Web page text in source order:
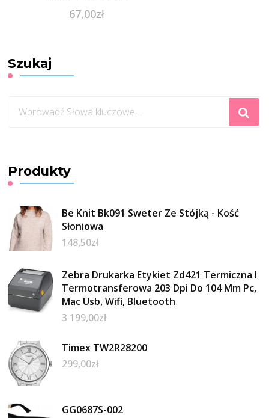
67,00zł
Szukaj
czegoś?
Produkty
Be Knit Bk091 Sweter Ze Stójką - Kość
Słoniowa
148,50zł
Zebra Drukarka Etykiet Zd421 Termiczna I
Termotransferowa 203 Dpi Do 104 Mm Pc,
Mac Usb, Wifi, Bluetooth
3 199,00zł
Timex TW2R28200
299,00zł
GG0687S-002